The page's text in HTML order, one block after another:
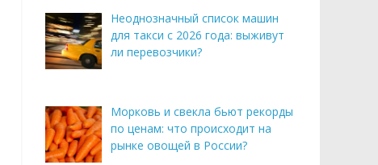
Неоднозначный список машин
для такси с 2026 года: выживут
ли перевозчики?
Морковь и свекла бьют рекорды
по ценам: что происходит на
рынке овощей в России?